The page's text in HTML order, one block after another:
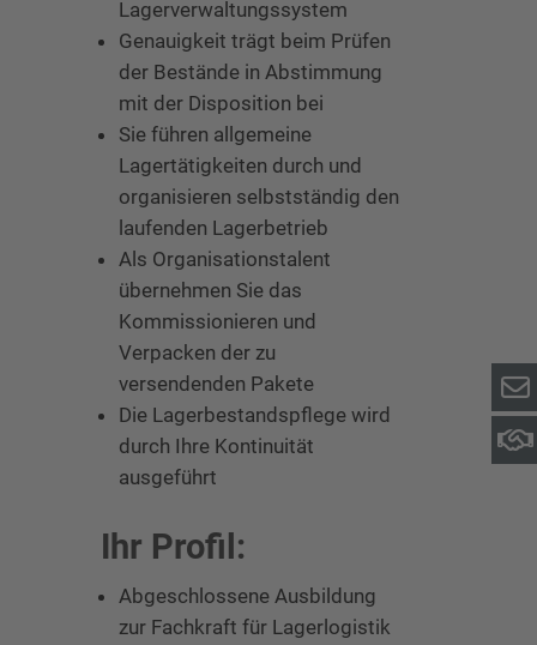
Lagerverwaltungssystem
Genauigkeit trägt beim Prüfen
der Bestände in Abstimmung
mit der Disposition bei
Sie führen allgemeine
Lagertätigkeiten durch und
organisieren selbstständig den
laufenden Lagerbetrieb
Als Organisationstalent
übernehmen Sie das
Kommissionieren und
Verpacken der zu
versendenden Pakete
Die Lagerbestandspflege wird
durch Ihre Kontinuität
ausgeführt
Ihr Profil:
Abgeschlossene Ausbildung
zur Fachkraft für Lagerlogistik